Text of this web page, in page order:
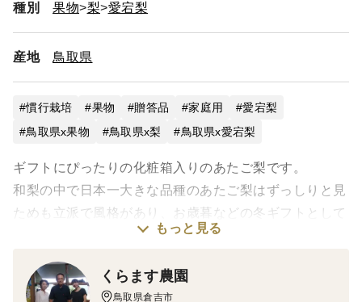
種別 果物 梨 愛宕梨
産地 鳥取県
慣行栽培 果物 贈答品 家庭用
愛宕梨
鳥取県x果物
鳥取県x梨 鳥取県x愛宕梨
ギフトにぴったりの化粧箱入りのあたご梨です。
和梨の中で日本一大きな品種のあたご梨はずっしりと見
ためも立派で風格があり、お歳暮などの冬ギフトとして
＜味＞
もっと見る
くらます農園
鳥取県倉吉市